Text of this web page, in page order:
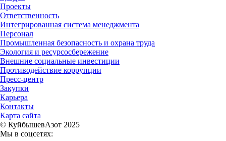
Проекты
Ответственность
Интегрированная система менеджмента
Персонал
Промышленная безопасность и охрана труда
Экология и ресурсосбережение
Внешние социальные инвестиции
Противодействие коррупции
Пресс-центр
Закупки
Карьера
Контакты
Карта сайта
© КуйбышевАзот 2025
Мы в соцсетях: